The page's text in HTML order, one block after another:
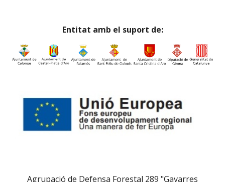
Entitat amb el suport de:
Agrupació de Defensa Forestal 289 "Gavarres